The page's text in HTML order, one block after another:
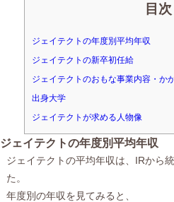
目次
ジェイテクトの年度別平均年収
ジェイテクトの新卒初任給
ジェイテクトのおもな事業内容・か
出身大学
ジェイテクトが求める人物像
ジェイテクトの年度別平均年収
ジェイテクトの平均年収は、IRから
た。
年度別の年収を見てみると、